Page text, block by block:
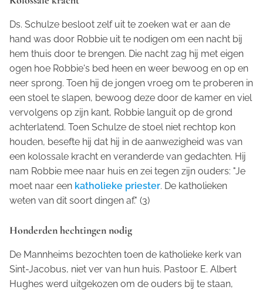
Ds. Schulze besloot zelf uit te zoeken wat er aan de
hand was door Robbie uit te nodigen om een nacht bij
hem thuis door te brengen. Die nacht zag hij met eigen
ogen hoe Robbie's bed heen en weer bewoog en op en
neer sprong. Toen hij de jongen vroeg om te proberen in
een stoel te slapen, bewoog deze door de kamer en viel
vervolgens op zijn kant, Robbie languit op de grond
achterlatend. Toen Schulze de stoel niet rechtop kon
houden, besefte hij dat hij in de aanwezigheid was van
een kolossale kracht en veranderde van gedachten. Hij
nam Robbie mee naar huis en zei tegen zijn ouders: "Je
moet naar een katholieke priester. De katholieken
weten van dit soort dingen af." (3)
Honderden hechtingen nodig
De Mannheims bezochten toen de katholieke kerk van
Sint-Jacobus, niet ver van hun huis. Pastoor E. Albert
Hughes werd uitgekozen om de ouders bij te staan,